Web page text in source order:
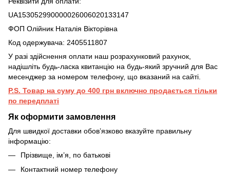
UA153052990000026006020133147
ФОП Олійник Наталія Вікторівна
Код одержувача: 2405511807
У разі здійснення оплати наш розрахунковий рахунок,
надішліть будь-ласка квитанцію на будь-який зручний для Вас
месенджер за номером телефону, що вказаний на сайті.
P.S. Товар на суму до 400 грн включно продається тільки
по передплаті
Як оформити замовлення
Для швидкої доставки обов’язково вказуйте правильну
інформацію:
Прізвище, ім’я, по батькові
Контактний номер телефону